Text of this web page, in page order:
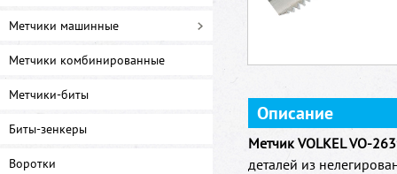
Метчики машинные
Метчики комбинированные
Метчики-биты
Биты-зенкеры
Воротки
Описание
Метчик VOLKEL VO-
деталей из